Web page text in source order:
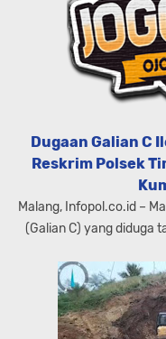
Dugaan Galian C
Reskrim Polsek
Malang, Infopol.co.id –
(Galian C) yang diduga